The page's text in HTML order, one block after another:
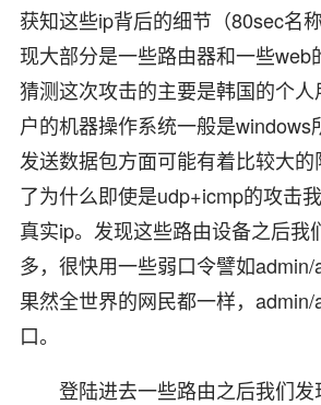
获知这些ip背后的细节（80sec名
现大部分是一些路由器和一些web
猜测这次攻击的主要是韩国的个人
户的机器操作系统一般是windows
发送数据包方面可能有着比较大
了为什么即使是udp+icmp的攻击
真实ip。发现这些路由设备之后我
多，很快用一些弱口令譬如admin/
果然全世界的网民都一样，
口。
登陆进去一些路由之后我们